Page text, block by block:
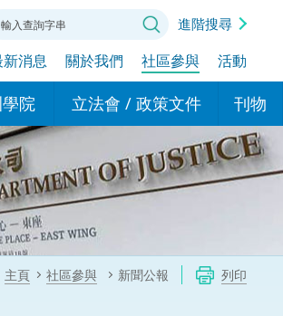
語)
進階搜尋
消息 關於我們 社區參與 活動
院
建設項
立法會 / 政策文件
現行政策措施
政策文件
特別財務委員會
刊物
基本
民事
主頁 社區參與 新聞公報 列印